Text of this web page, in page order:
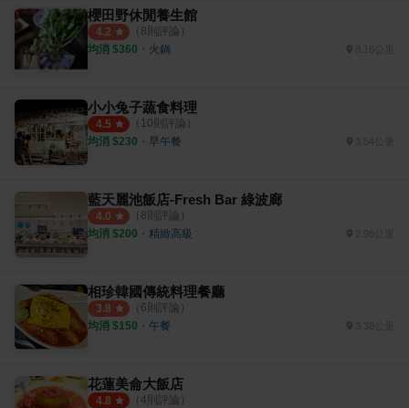
櫻田野休閒養生館
4.2 （ 8則評論）
均消 $360 ・ 火鍋 8.16公里
小小兔子蔬食料理
4.5 （ 10則評論）
均消 $230 ・ 早午餐 3.54公里
藍天麗池飯店-Fresh Bar 綠波廊
4.0 （ 8則評論）
均消 $200 ・ 精緻高級 2.98公里
相珍韓國傳統料理餐廳
3.8 （ 6則評論）
均消 $150 ・ 午餐 3.38公里
花蓮美侖大飯店
4.8 （ 4則評論）